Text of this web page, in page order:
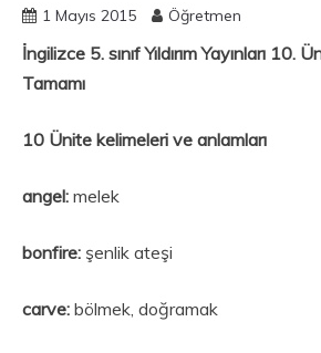
1 Mayıs 2015 Öğretmen
İngilizce 5. sınıf Yıldırım Yayınları 10.
Tamamı
10 Ünite kelimeleri ve anlamları
angel: melek
bonfire: şenlik ateşi
carve: bölmek, doğramak